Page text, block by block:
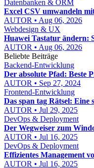
Datenbanken & ORM
Excel CSV umwandeln
AUTOR • Aug 06, 2026
Webdesign & UX
Huawei Tastatur ändern:
AUTOR • Aug 06, 2026
Beliebte Beiträge
Backend-Entwicklung
Der absolute Pfad: Beste
AUTOR • Sep 27, 2024
Frontend-Entwicklung
Das span tag Rätsel: Eine
AUTOR • Jul 29, 2025
DevOps & Deployment
Der Wegweiser zum
AUTOR • Jul 16, 2025
DevOps & Deployment
Effizientes Management
AUTOR • Jul 16, 2025